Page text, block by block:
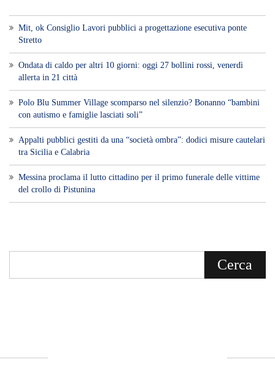
Mit, ok Consiglio Lavori pubblici a progettazione esecutiva ponte
Stretto
Ondata di caldo per altri 10 giorni: oggi 27 bollini rossi, venerdì
allerta in 21 città
Polo Blu Summer Village scomparso nel silenzio? Bonanno “bambini
con autismo e famiglie lasciati soli”
Appalti pubblici gestiti da una “società ombra”: dodici misure cautelari
tra Sicilia e Calabria
Messina proclama il lutto cittadino per il primo funerale delle vittime
del crollo di Pistunina